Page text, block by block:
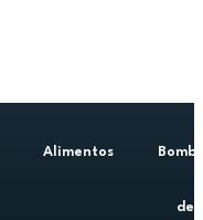
Alimentos
de